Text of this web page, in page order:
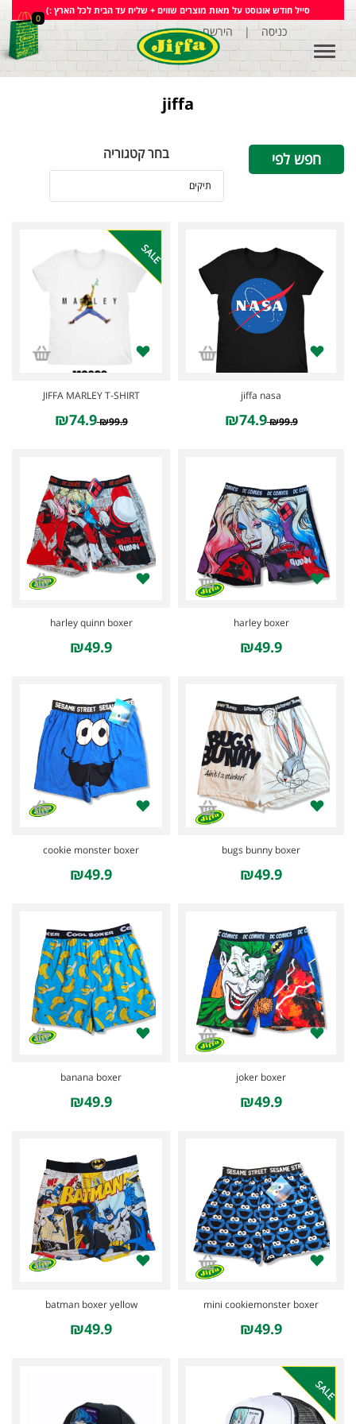
סייל חודש אוגוסט על מאות מוצרים שווים + שליח עד הבית לכל הארץ :)
Toggle
navigation
כניסה | הירשם
0
jiffa
חפש לפי בחר קטגוריה
תיקים
jiffa nasa
₪99.9
₪74.9
SALE
JIFFA MARLEY T-SHIRT
₪99.9
₪74.9
harley boxer
₪49.9
harley quinn boxer
₪49.9
bugs bunny boxer
₪49.9
cookie monster boxer
₪49.9
joker boxer
₪49.9
banana boxer
₪49.9
mini cookiemonster boxer
₪49.9
batman boxer yellow
₪49.9
SALE